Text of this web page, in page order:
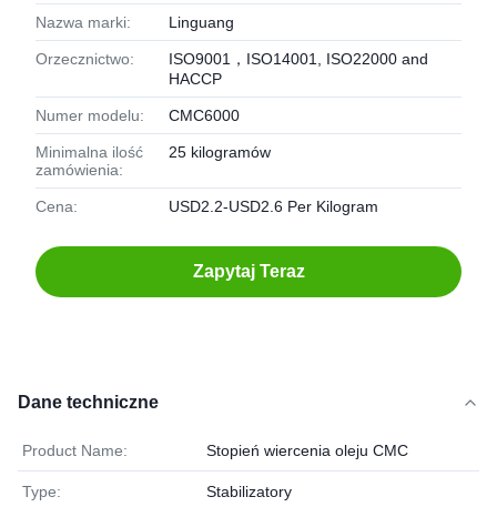
Nazwa marki: Linguang
Orzecznictwo:
ISO9001，ISO14001, ISO22000 and
HACCP
Numer modelu: CMC6000
Minimalna ilość
zamówienia:
25 kilogramów
Cena: USD2.2-USD2.6 Per Kilogram
Zapytaj Teraz
Dane techniczne
Product Name: Stopień wiercenia oleju CMC
Type: Stabilizatory